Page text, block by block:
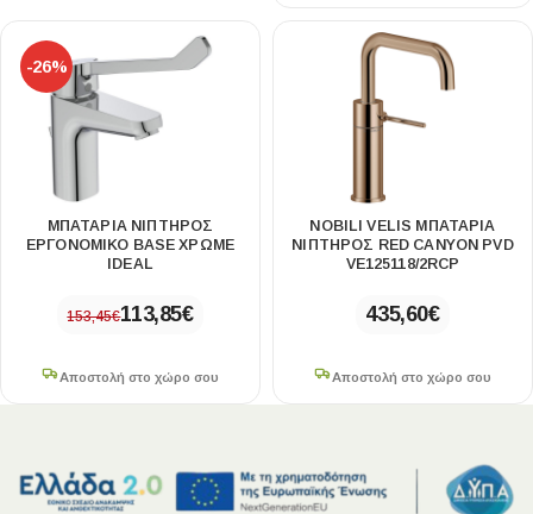
-26%
ΜΠΑΤΑΡΙΑ ΝΙΠΤΗΡΟΣ
ΕΡΓΟΝΟΜΙΚΟ BASE ΧΡΩΜΕ
IDEAL
153,45€113,85€
Αποστολή στο χώρο σου
NOBILI VELIS ΜΠΑΤΑΡΊΑ
ΝΙΠΤΉΡΟΣ RED CANYON PVD
VE125118/2RCP
435,60€
Αποστολή στο χώρο σου